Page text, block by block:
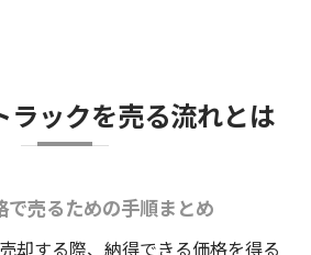
ラックを売る流れとは
で売るための手順まとめ
却する際、納得できる価格を得る